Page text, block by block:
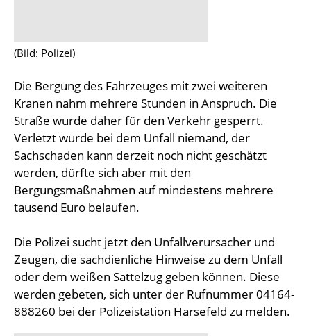
(Bild: Polizei)
Die Bergung des Fahrzeuges mit zwei weiteren
Kranen nahm mehrere Stunden in Anspruch. Die
Straße wurde daher für den Verkehr gesperrt.
Verletzt wurde bei dem Unfall niemand, der
Sachschaden kann derzeit noch nicht geschätzt
werden, dürfte sich aber mit den
Bergungsmaßnahmen auf mindestens mehrere
tausend Euro belaufen.
Die Polizei sucht jetzt den Unfallverursacher und
Zeugen, die sachdienliche Hinweise zu dem Unfall
oder dem weißen Sattelzug geben können. Diese
werden gebeten, sich unter der Rufnummer 04164-
888260 bei der Polizeistation Harsefeld zu melden.